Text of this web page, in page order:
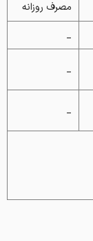
مصرف روزانه
_
_
_